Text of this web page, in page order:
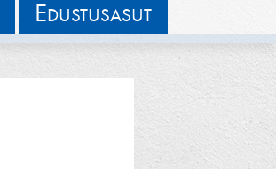
EDUSTUSASUT